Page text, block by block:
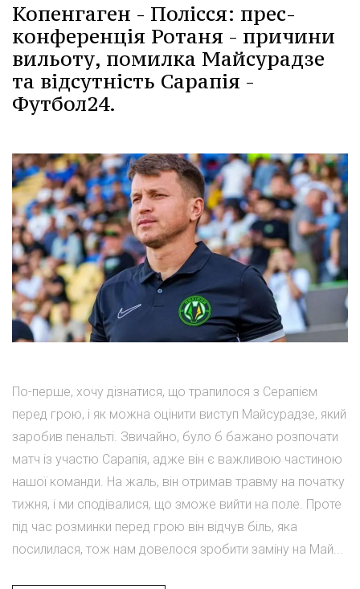
Копенгаген - Полісся: прес-
конференція Ротаня - причини
вильоту, помилка Майсурадзе
та відсутність Сарапія -
Футбол24.
По-перше, хочу дізнатися, що трапилося з Серапієм
перед грою, і як можна оцінити виступ Майсурадзе, який
заробив пенальті. Звичайно, було б бажано розпочати
матч із участю Сарапія, адже він є важливою частиною
нашої команди. На жаль, він отримав травму на початку
тижня, і ми сподівалися, що зможе вийти на поле. Проте
під час розминки перед грою він відчув біль, яка
посилилася, тож нам довелося зробити заміну на Май...